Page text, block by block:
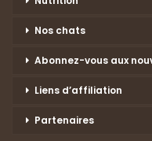
Nos chats
Abonnez-vous aux
Liens d’affiliation
Partenaires